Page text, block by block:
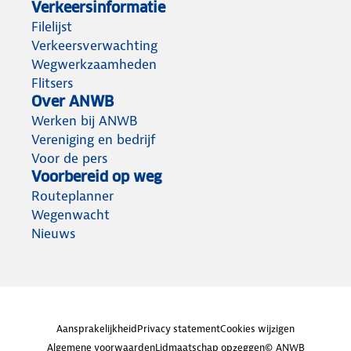
Verkeersinformatie
Filelijst
Verkeersverwachting
Wegwerkzaamheden
Flitsers
Over ANWB
Werken bij ANWB
Vereniging en bedrijf
Voor de pers
Voorbereid op weg
Routeplanner
Wegenwacht
Nieuws
AansprakelijkheidPrivacy statementCookies wijzigen
Algemene voorwaardenLidmaatschap opzeggen© ANWB